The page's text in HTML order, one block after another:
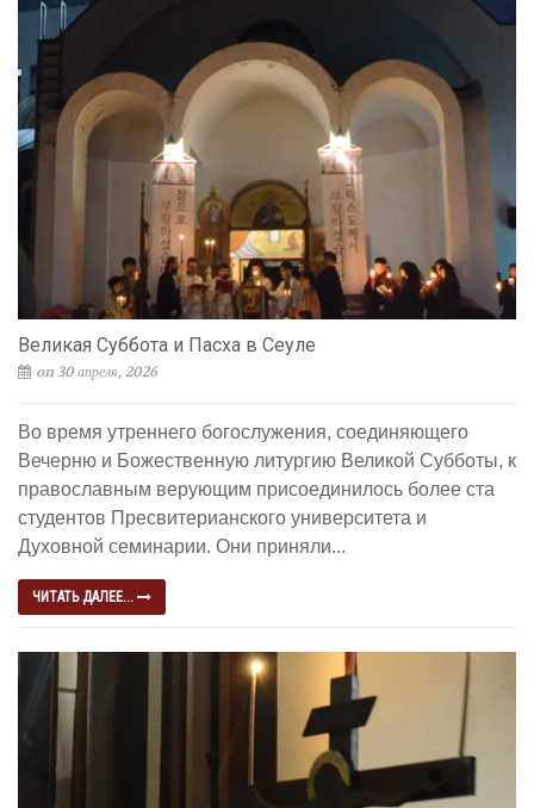
Великая Суббота и Пасха в Сеуле
on 30 апреля, 2026
Во время утреннего богослужения, соединяющего
Вечерню и Божественную литургию Великой Субботы, к
православным верующим присоединилось более ста
студентов Пресвитерианского университета и
Духовной семинарии. Они приняли...
ЧИТАТЬ ДАЛЕЕ...